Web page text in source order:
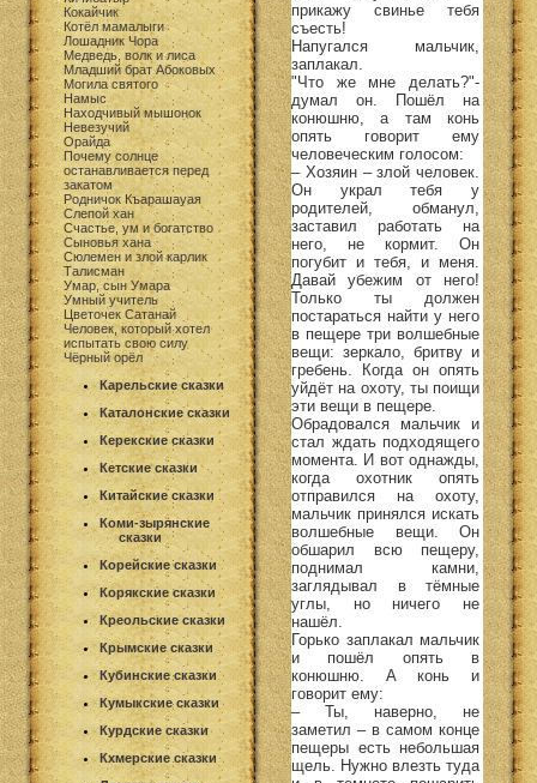
Кокайчик
Котёл мамалыги
Лошадник Чора
Медведь, волк и лиса
Младший брат Абоковых
Могила святого
Намыс
Находчивый мышонок
Невезучий
Орайда
Почему солнце
останавливается перед
закатом
Родничок Къарашауая
Слепой хан
Счастье, ум и богатство
Сыновья хана
Сюлемен и злой карлик
Талисман
Умар, сын Умара
Умный учитель
Цветочек Сатанай
Человек, который хотел
испытать свою силу
Чёрный орёл
Карельские сказки
Каталонские сказки
Керекские сказки
Кетские сказки
Китайские сказки
Коми-зырянские
сказки
Корейские сказки
Корякские сказки
Креольские сказки
Крымские сказки
Кубинские сказки
Кумыкские сказки
Курдские сказки
Кхмерские сказки
прикажу свинье тебя
съесть!
Напугался мальчик,
заплакал.
"Что же мне делать?"-
думал он. Пошёл на
конюшню, а там конь
опять говорит ему
человеческим голосом:
– Хозяин – злой человек.
Он украл тебя у
родителей, обманул,
заставил работать на
него, не кормит. Он
погубит и тебя, и меня.
Давай убежим от него!
Только ты должен
постараться найти у него
в пещере три волшебные
вещи: зеркало, бритву и
гребень. Когда он опять
уйдёт на охоту, ты поищи
эти вещи в пещере.
Обрадовался мальчик и
стал ждать подходящего
момента. И вот однажды,
когда охотник опять
отправился на охоту,
мальчик принялся искать
волшебные вещи. Он
обшарил всю пещеру,
поднимал камни,
заглядывал в тёмные
углы, но ничего не
нашёл.
Горько заплакал мальчик
и пошёл опять в
конюшню. А конь и
говорит ему:
– Ты, наверно, не
заметил – в самом конце
пещеры есть небольшая
щель. Нужно влезть туда